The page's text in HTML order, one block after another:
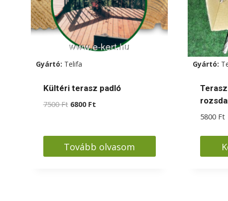
Gyártó: Telifa
Kültéri terasz padló
7500Ft Original
7500 Ft.
6800 FtCurrent
6800 Ft.
Tovább olvasom
Gyártó:
5800 Ft